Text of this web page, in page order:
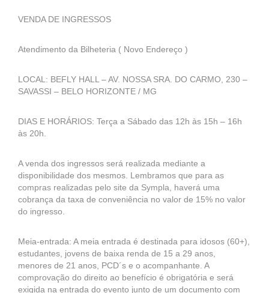
VENDA DE INGRESSOS
Atendimento da Bilheteria ( Novo Endereço )
LOCAL: BEFLY HALL – AV. NOSSA SRA. DO CARMO, 230 –
SAVASSI – BELO HORIZONTE / MG
DIAS E HORÁRIOS: Terça a Sábado das 12h às 15h – 16h
às 20h.
A venda dos ingressos será realizada mediante a
disponibilidade dos mesmos. Lembramos que para as
compras realizadas pelo site da Sympla, haverá uma
cobrança da taxa de conveniência no valor de 15% no valor
do ingresso.
Meia-entrada: A meia entrada é destinada para idosos (60+),
estudantes, jovens de baixa renda de 15 a 29 anos,
menores de 21 anos, PCD´s e o acompanhante. A
comprovação do direito ao benefício é obrigatória e será
exigida na entrada do evento junto de um documento com